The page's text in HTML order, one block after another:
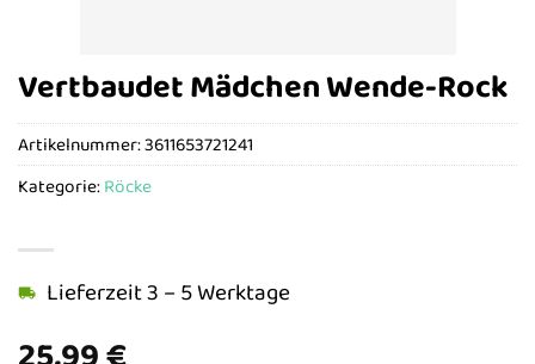
Vertbaudet Mädchen Wende-Rock
Lieferzeit 3 – 5 Werktage
Artikelnummer:3611653721241
Kategorie:Röcke